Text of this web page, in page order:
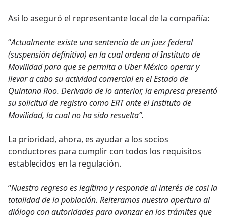
Así lo aseguró el representante local de la compañía:
“Actualmente existe una sentencia de un juez federal
(suspensión definitiva) en la cual ordena al Instituto de
Movilidad para que se permita a Uber México operar y
llevar a cabo su actividad comercial en el Estado de
Quintana Roo. Derivado de lo anterior, la empresa presentó
su solicitud de registro como ERT ante el Instituto de
Movilidad, la cual no ha sido resuelta”.
La prioridad, ahora, es ayudar a los socios
conductores para cumplir con todos los requisitos
establecidos en la regulación.
“Nuestro regreso es legítimo y responde al interés de casi la
totalidad de la población. Reiteramos nuestra apertura al
diálogo con autoridades para avanzar en los trámites que